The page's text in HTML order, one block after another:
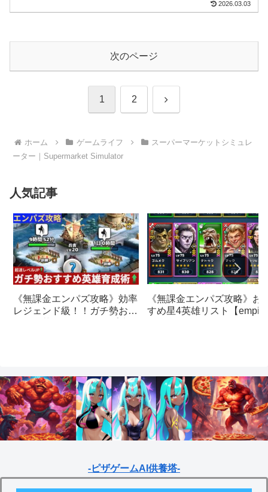
2026.03.03
次のページ
1 2 次
ホーム ゲームライフ
スーパーマーケットシミュレ
ーター｜Supermarket Simulator
人気記事
《無課金エンパズ攻略》効率
レジェンド級！！ガチ勢おす
《無課金エンパズ攻略》お
すめ星4英雄リスト【
-ピザゲームAI供養塔-